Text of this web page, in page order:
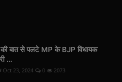
बात से पलटे MP के BJP विधायक
...
Oct 23, 2024 0 2073